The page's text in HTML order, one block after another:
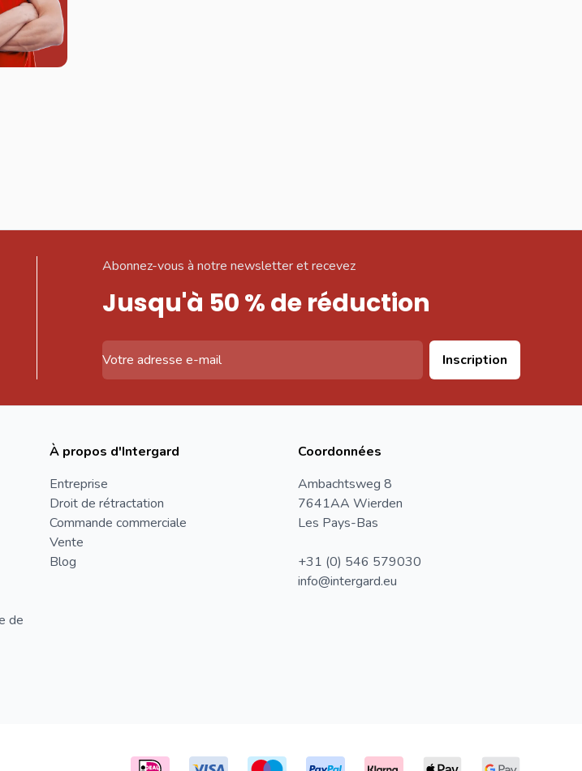
Abonnez-vous à notre newsletter et recevez
Jusqu'à 50 % de réduction
Inscription
de
À propos d'Intergard
Entreprise
Droit de rétractation
Commande commerciale
Vente
Blog
Coordonnées
Ambachtsweg 8
7641AA Wierden
Les Pays-Bas
+31 (0) 546 579030
info@intergard.eu